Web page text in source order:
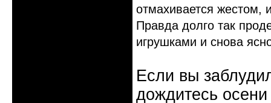
отмахивается жестом,
Правда долго так
игрушками и снова
Если вы
дождитесь